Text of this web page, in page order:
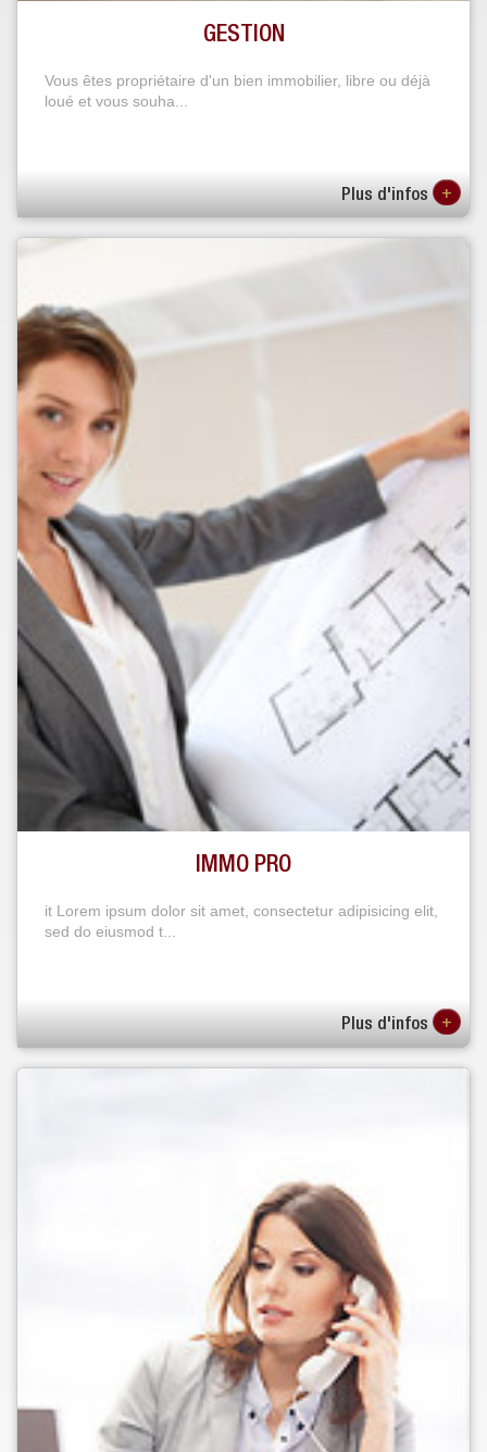
GESTION
Vous êtes propriétaire d'un bien immobilier, libre ou déjà
loué et vous souha...
Plus d'infos +
IMMO PRO
it Lorem ipsum dolor sit amet, consectetur adipisicing elit,
sed do eiusmod t...
Plus d'infos +